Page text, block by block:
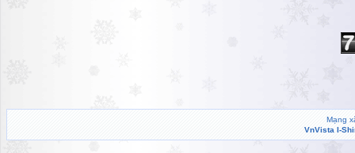
Mạng
VnVista I-